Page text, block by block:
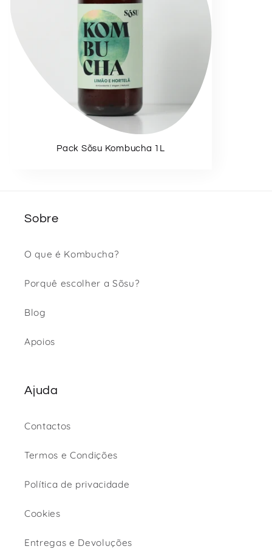
Pack Sõsu Kombucha 1L
Sobre
O que é Kombucha?
Porquê escolher a Sõsu?
Blog
Apoios
Ajuda
Contactos
Termos e Condições
Política de privacidade
Cookies
Entregas e Devoluções